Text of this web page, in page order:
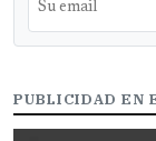
PUBLICIDAD EN